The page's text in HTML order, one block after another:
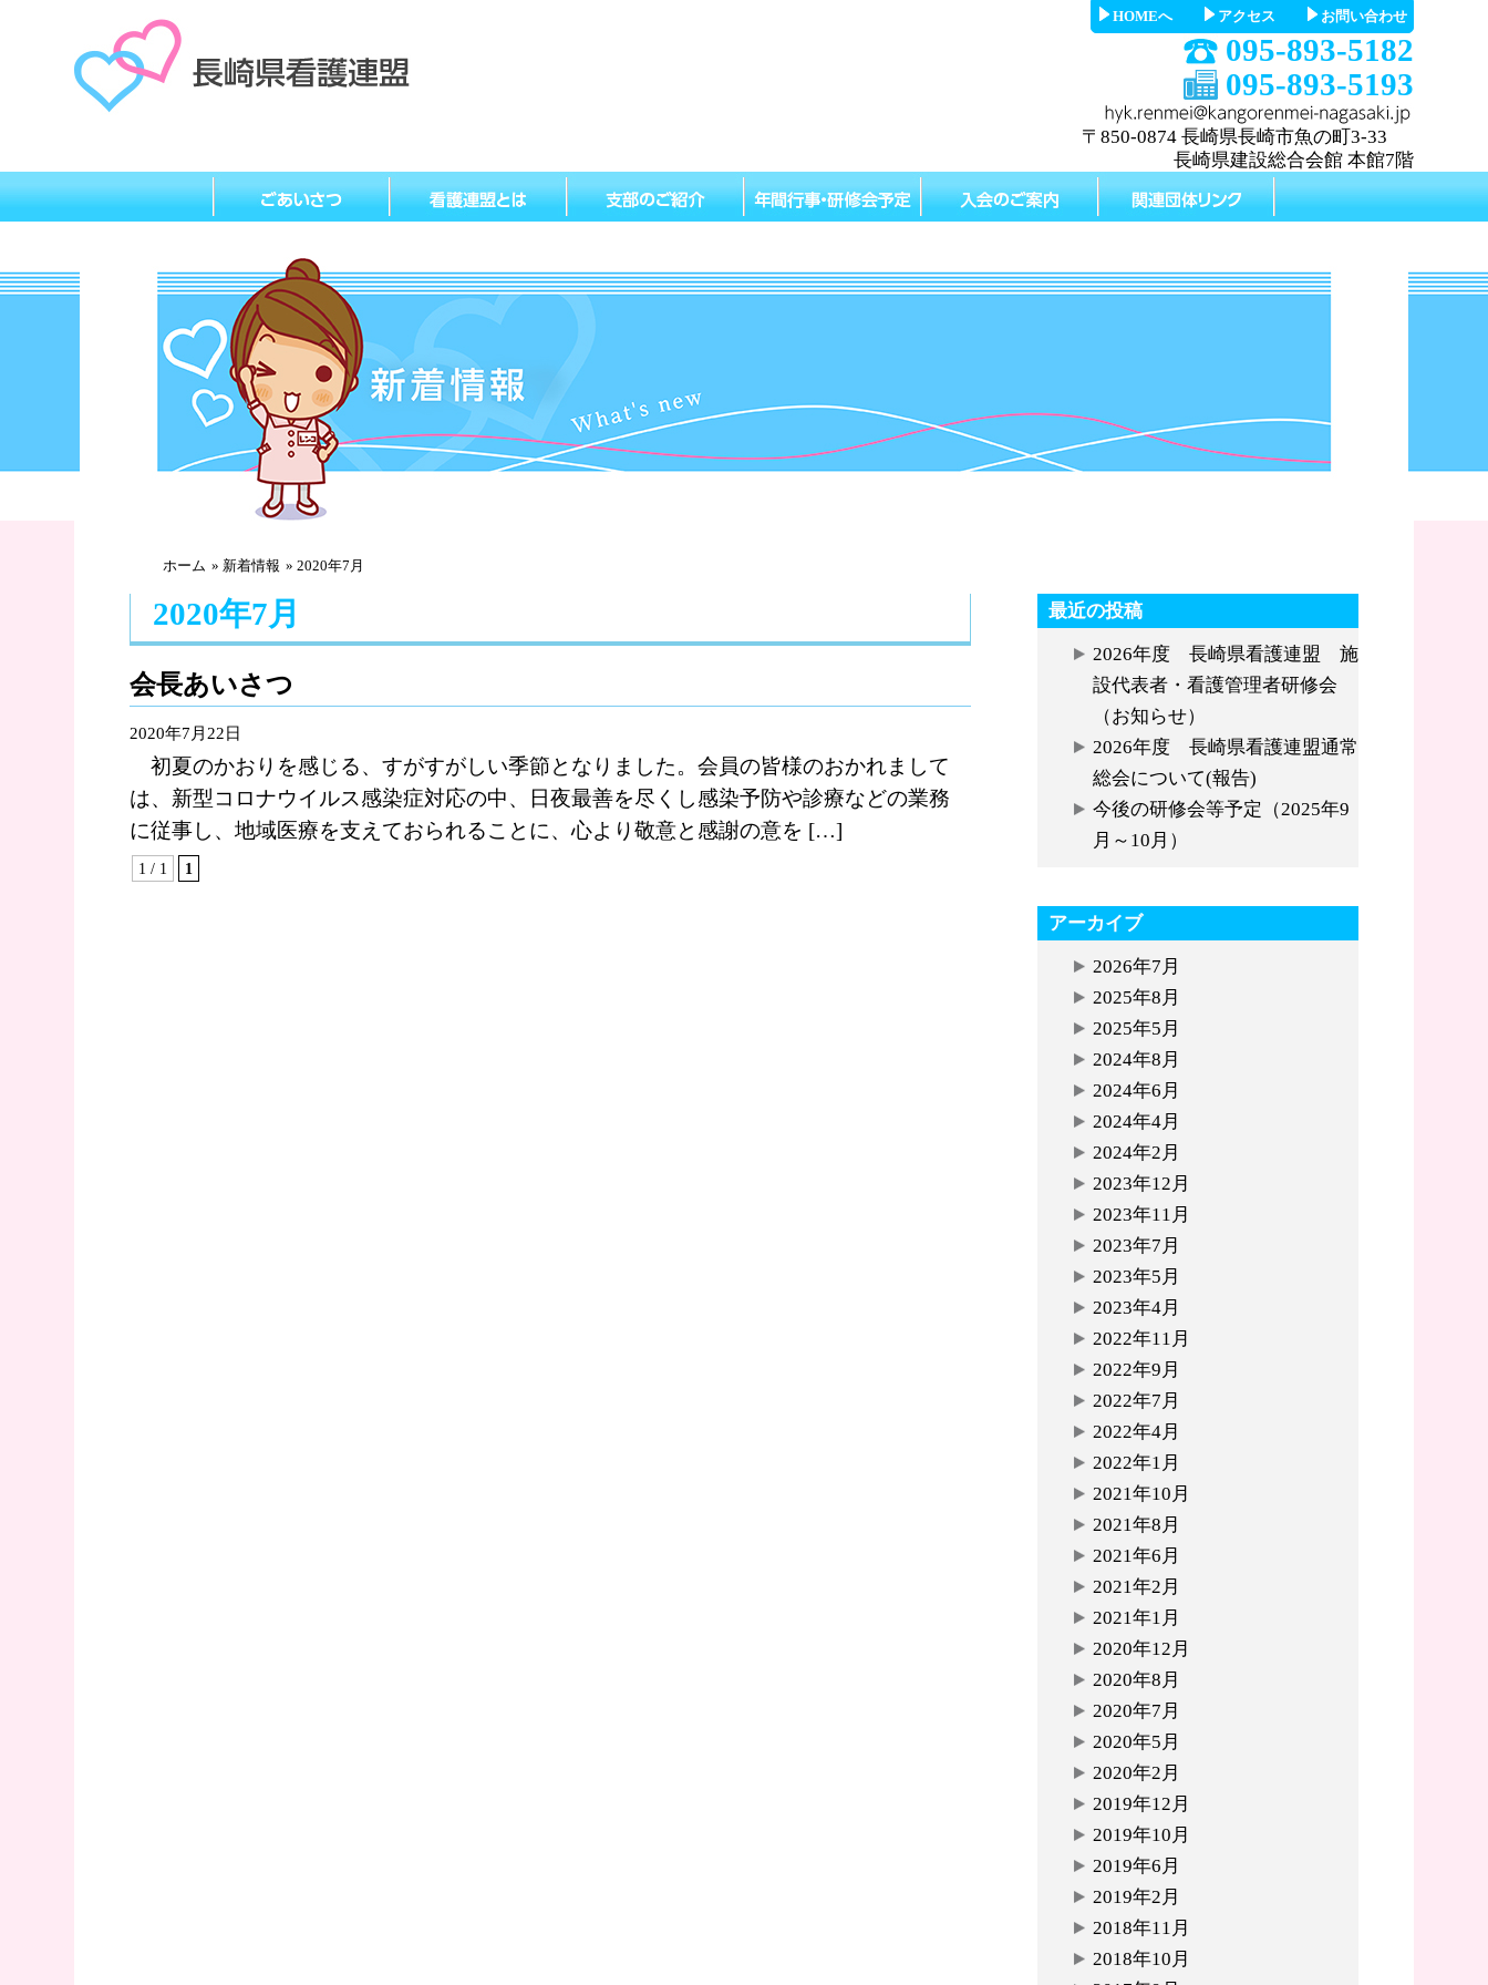
HOMEへ アクセス お問い合わせ
095-893-5182
095-893-5193
〒850-0874 長崎県長崎市魚の町3-33
長崎県建設総合会館 本館7階
ホーム » 新着情報 » 2020年7月
2020年7月
会長あいさつ
2020年7月22日
初夏のかおりを感じる、すがすがしい季節となりました。会員の皆様のおかれまして
は、新型コロナウイルス感染症対応の中、日夜最善を尽くし感染予防や診療などの業務
に従事し、地域医療を支えておられることに、心より敬意と感謝の意を […]
1 / 1 1
最近の投稿
2026年度 長崎県看護連盟 施
設代表者・看護管理者研修会
（お知らせ）
2026年度 長崎県看護連盟通常
総会について(報告)
今後の研修会等予定（2025年9
月～10月）
アーカイブ
2026年7月
2025年8月
2025年5月
2024年8月
2024年6月
2024年4月
2024年2月
2023年12月
2023年11月
2023年7月
2023年5月
2023年4月
2022年11月
2022年9月
2022年7月
2022年4月
2022年1月
2021年10月
2021年8月
2021年6月
2021年2月
2021年1月
2020年12月
2020年8月
2020年7月
2020年5月
2020年2月
2019年12月
2019年10月
2019年6月
2019年2月
2018年11月
2018年10月